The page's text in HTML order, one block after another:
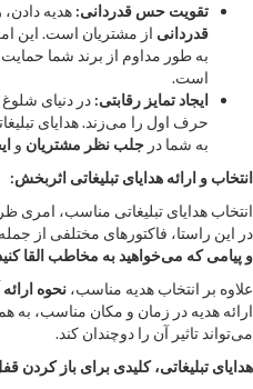
تقویت حس قدردانی: هدیه
قدردانی از مشتریان است. این
به طور مداوم از برند شما حمایت
است.
ایجاد تمایز رقابتی: در دنیای شلوغ
حرف اول را می‌زند. هدایای
به شما در جلب نظر مشتریان و
انتخاب و ارائه هدایای تبلیغاتی اثربخش:
انتخاب هدایای تبلیغاتی مناسب، امری
در این راستا، فاکتورهای مختلفی از جمله
و پیامی که می‌خواهید به مخاطب القا
علاوه بر انتخاب هدیه مناسب، نحوه ارائه
ارائه هدیه در زمان و مکان مناسب، به
می‌تواند تاثیر آن را دوچندان کند.
هدایای تبلیغاتی، کلیدی برای باز کردن